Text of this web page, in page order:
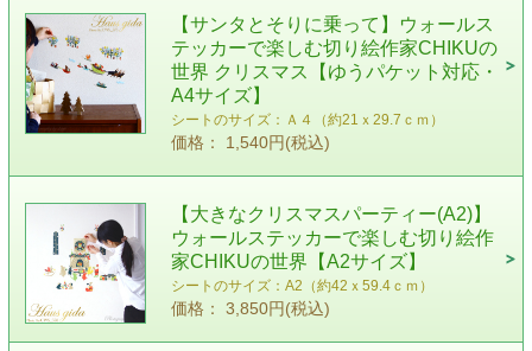
【サンタとそりに乗って】ウォールス
テッカーで楽しむ切り絵作家CHIKUの
世界 クリスマス【ゆうパケット対応・
A4サイズ】
シートのサイズ：Ａ４（約21ｘ29.7ｃｍ）
価格： 1,540円(税込)
【大きなクリスマスパーティー(A2)】
ウォールステッカーで楽しむ切り絵作
家CHIKUの世界【A2サイズ】
シートのサイズ：A2（約42ｘ59.4ｃｍ）
価格： 3,850円(税込)